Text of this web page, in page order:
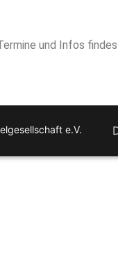
und Infos
e.V.